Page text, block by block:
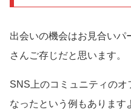
出会いの機会はお見合いパ
さんご存じだと思います。
SNS上のコミュニティの
なったという例もあります